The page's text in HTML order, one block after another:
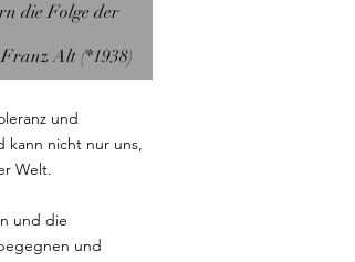
und
kann nicht nur uns,
Welt.
und die
und
die Folge der
Franz Alt (*1938)